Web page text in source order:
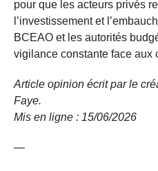
pour que les acteurs privés
l’investissement et
BCEAO et les autorités
vigilance constante face aux
Article opinion écrit par le
Faye.
Mis en ligne : 15/06/2026
—